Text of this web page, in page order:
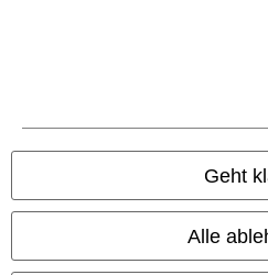
Geht
Alle
© 1986-2026 E.M.P. Merchandising